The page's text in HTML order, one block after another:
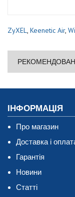
ZyXEL, Keenetic Air,
ІНФОРМАЦІЯ
Про магазин
Доставка і
Гарантія
Новини
Статті